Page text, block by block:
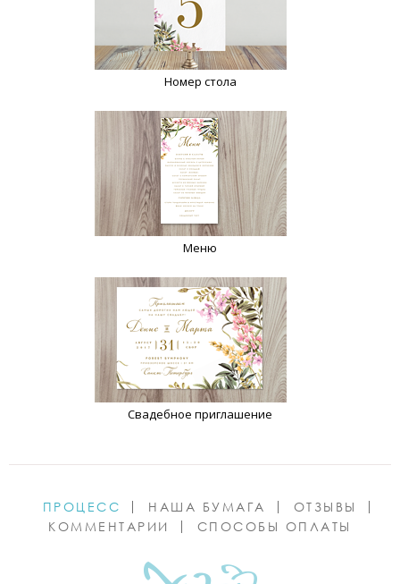
Номер стола
Меню
Свадебное приглашение
ПРОЦЕСС НАША БУМАГА
ОТЗЫВЫ
КОММЕНТАРИИ
СПОСОБЫ ОПЛАТЫ